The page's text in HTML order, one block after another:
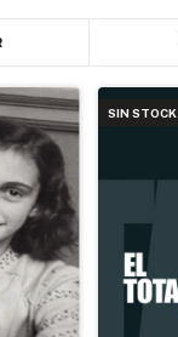
SIN STOCK